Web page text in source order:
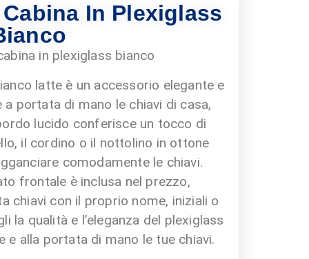
In Plexiglass
in plexiglass bianco
latte è un accessorio elegante e
portata di mano le chiavi di casa,
lucido conferisce un tocco di
il cordino o il nottolino in ottone
comodamente le chiavi.
frontale è inclusa nel prezzo,
chiavi con il proprio nome, iniziali o
la qualità e l’eleganza del plexiglass
e alla portata di mano le tue chiavi.